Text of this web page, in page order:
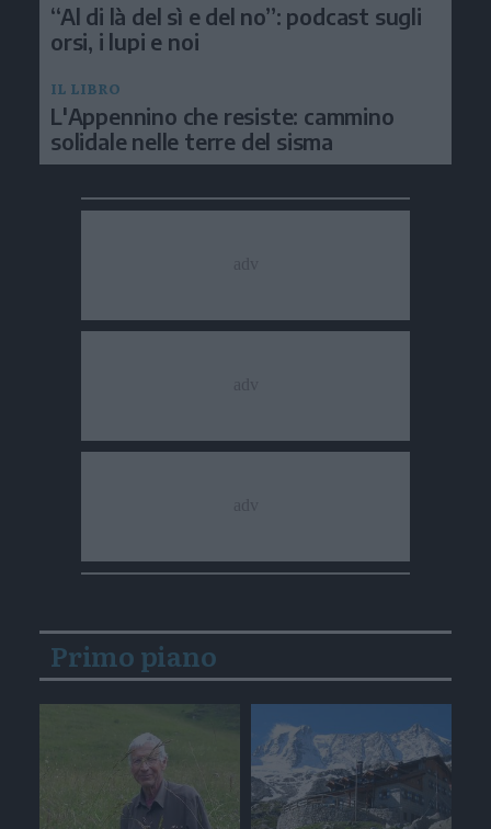
“Al di là del sì e del no”: podcast sugli
orsi, i lupi e noi
IL LIBRO
L'Appennino che resiste: cammino
solidale nelle terre del sisma
Primo piano